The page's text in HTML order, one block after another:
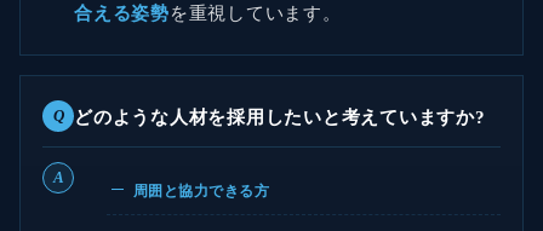
合える姿勢を重視しています。
Q どのような人材を採用したいと考えていますか?
A
周囲と協力できる方